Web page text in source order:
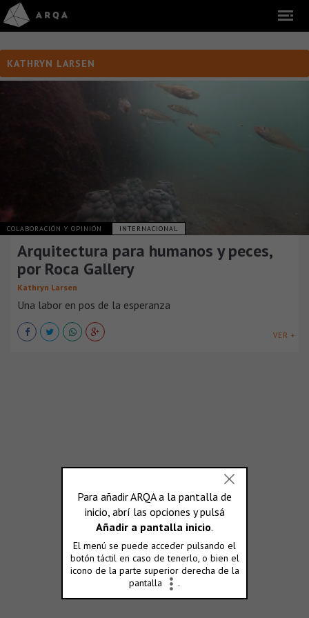
KATHRYN LARSEN
COLABORACIÓN Y OPINIÓN INTERNACIONAL
Arquitectura para humanos y peces,
por Roca Gallery
Kathryn Larsen
Una labor en pos de la esperanza
VER +